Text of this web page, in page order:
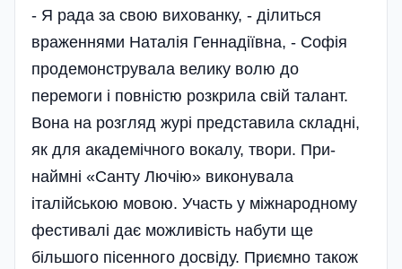
- Я рада за свою вихованку, - ділиться
враженнями Наталія Геннадіївна, - Софія
продемонструвала велику волю до
перемоги і повністю розкрила свій талант.
Вона на розгляд журі представила складні,
як для академічного вокалу, твори. При­
наймні «Санту Лючію» виконувала
італійською мовою. Участь у міжнародному
фестивалі дає можливість набути ще
більшого пісенного досвіду. Приємно також